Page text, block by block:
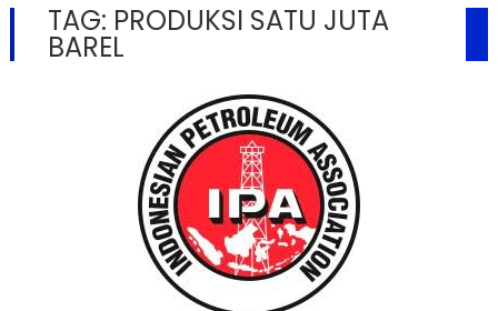
TAG: PRODUKSI SATU JUTA
BAREL